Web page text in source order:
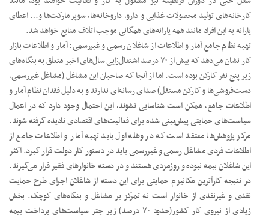
کارخانه‌های تولید محصولات غذایی و دارو، داروخانه‌ها، سوپرمارکت‌ها و… اعطای
یارانه به این افراد مانند همه یارانه‌های همگانی موجب اتلاف منابع خواهد شد.
تهیه نظام جامع آمار و اطلاعات از شاغلان رسمی و غیررسمی: آمار و اطلاعات بازار
کار نشان می‌دهد که بیش از ۷۰ درصد اشتغال‌زایی سال‌های اخیر متعلق به بنگاه‌های
زیر پنج نفر کارکن بوده است. اما از آنجا که صاحبان این مشاغل (مشاغل غیررسمی،
دست‌فروشی‌ها و کارکن مستقل) صدای رسانه‌ای ندارند و به دلیل فقدان نظام آمار و
اطلاعات جامع، ممکن است شناسایی نشوند، این احتمال وجود دارد که در اعمال
سیاست‌های حمایتی پیش‌بینی شده برای فعالیت‌های اقتصادی نادیده گرفته شوند.
مرکز پژوهش‌ها معتقد است که در وهله اول باید تهیه آمار و اطلاعات جامع از
اطلاعات فردی مشاغل رسمی و غیررسمی باید در دستور کار دولت قرار گیرد. اکثر
این شاغلان بیمه نبوده و روزمزدی هستند و در دسته خانوارهای فقیر قرار می‌گیرند.
در نتیجه کارآترین مکانیزم حمایتی برای این دسته از شاغلان اجرای طرح حمایت
نقدی و غیرنقدی از خانوار است نه تمرکز بر مشاغل و بنگاه‌های کوچک. بخش
زیادی از نیروی کار کشور(حدود ۷۰ درصد) زیر چتر سیاست‌های پرداخت بیمه